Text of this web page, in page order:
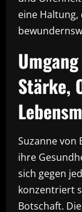
eine
Stärke,
Suzanne von
ihre
sich gegen
konzentriert
Botschaft.